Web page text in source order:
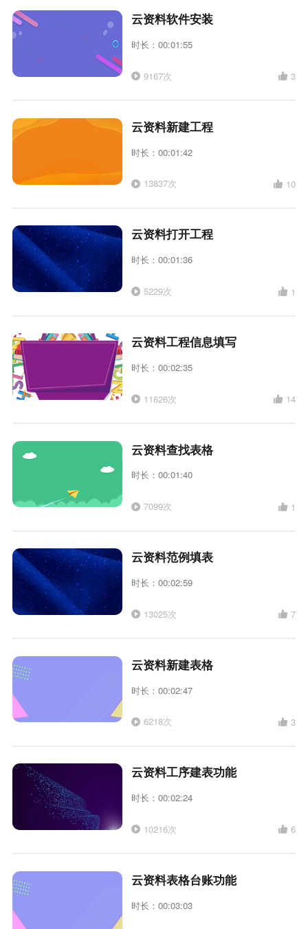
云资料软件安装
时长：00:01:55
9167次 3
云资料新建工程
时长：00:01:42
13837次 10
云资料打开工程
时长：00:01:36
5229次 1
云资料工程信息填写
时长：00:02:35
11626次 14
云资料查找表格
时长：00:01:40
7099次 1
云资料范例填表
时长：00:02:59
13025次 7
云资料新建表格
时长：00:02:47
6218次 3
云资料工序建表功能
时长：00:02:24
10216次 6
云资料表格台账功能
时长：00:03:03